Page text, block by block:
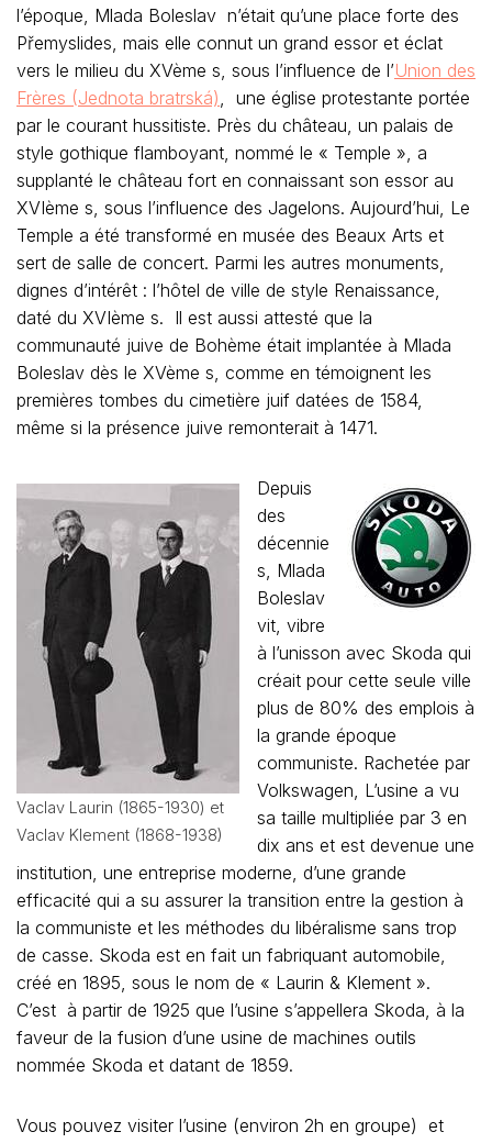
l’époque, Mlada Boleslav n’était qu’une place forte des
Přemyslides, mais elle connut un grand essor et éclat
vers le milieu du XVème s, sous l’influence de l’Union des
Frères (Jednota bratrská) , une église protestante portée
par le courant hussitiste. Près du château, un palais de
style gothique flamboyant, nommé le « Temple », a
supplanté le château fort en connaissant son essor au
XVIème s, sous l’influence des Jagelons. Aujourd’hui, Le
Temple a été transformé en musée des Beaux Arts et
sert de salle de concert. Parmi les autres monuments,
dignes d’intérêt : l’hôtel de ville de style Renaissance,
daté du XVIème s. Il est aussi attesté que la
communauté juive de Bohème était implantée à Mlada
Boleslav dès le XVème s, comme en témoignent les
premières tombes du cimetière juif datées de 1584,
même si la présence juive remonterait à 1471.
Vaclav Laurin (1865-1930) et
Vaclav Klement (1868-1938)
Depuis
des
décennie
s, Mlada
Boleslav
vit, vibre
à l’unisson avec Skoda qui
créait pour cette seule ville
plus de 80% des emplois à
la grande époque
communiste. Rachetée par
Volkswagen, L’usine a vu
sa taille multipliée par 3 en
dix ans et est devenue une
institution, une entreprise moderne, d’une grande
efficacité qui a su assurer la transition entre la gestion à
la communiste et les méthodes du libéralisme sans trop
de casse. Skoda est en fait un fabriquant automobile,
créé en 1895, sous le nom de « Laurin & Klement ».
C’est à partir de 1925 que l’usine s’appellera Skoda, à la
faveur de la fusion d’une usine de machines outils
nommée Skoda et datant de 1859.
Vous pouvez visiter l’usine (environ 2h en groupe) et